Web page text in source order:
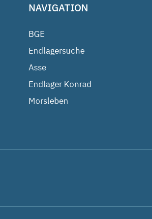
NAVIGATION
BGE
Endlagersuche
Asse
Endlager Konrad
Morsleben